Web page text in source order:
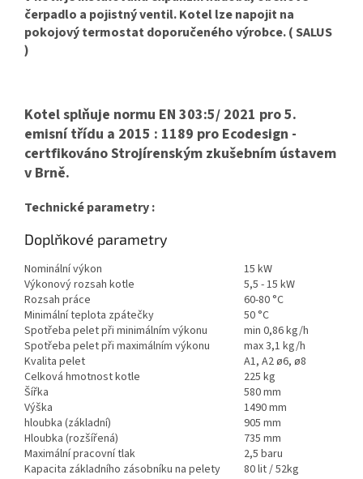
čerpadlo a pojistný ventil. Kotel lze napojit na
pokojový termostat doporučeného výrobce. ( SALUS
)
Kotel splňuje normu EN 303:5/ 2021 pro 5.
emisní třídu a 2015 : 1189 pro Ecodesign -
certfikováno Strojírenským zkušebním ústavem
v Brně.
Technické parametry :
Doplňkové parametry
Nominální výkon
15 kW
Výkonový rozsah kotle
5,5 - 15 kW
Rozsah práce
60-80 °C
Minimální teplota zpátečky
50 °C
Spotřeba pelet při minimálním výkonu
min 0,86 kg/h
Spotřeba pelet při maximálním výkonu
max 3,1 kg/h
Kvalita pelet
A1, A2 ø6, ø8
Celková hmotnost kotle
225 kg
Šířka
580 mm
Výška
1490 mm
hloubka (základní)
905 mm
Hloubka (rozšířená)
735 mm
Maximální pracovní tlak
2,5 baru
Kapacita základního zásobníku na pelety
80 lit / 52kg